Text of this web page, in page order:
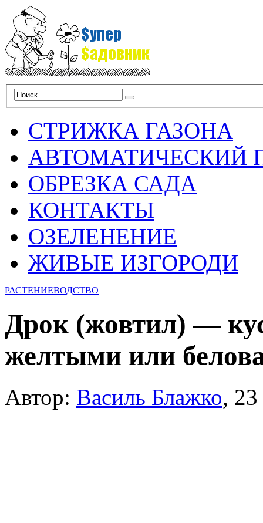
СТРИЖКА ГАЗОНА
АВТОМАТИЧЕСКИЙ
ОБРЕЗКА САДА
КОНТАКТЫ
ОЗЕЛЕНЕНИЕ
ЖИВЫЕ ИЗГОРОДИ
РАСТЕНИЕВОДСТВО
Дрок (жовтил) —
желтыми или
Автор: Василь Блажко,